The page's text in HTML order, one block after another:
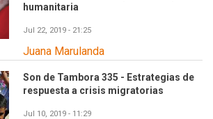
humanitaria
Jul 22, 2019 - 21:25
Juana Marulanda
Son de Tambora 335 - Estrategias de
respuesta a crisis migratorias
Jul 10, 2019 - 11:29